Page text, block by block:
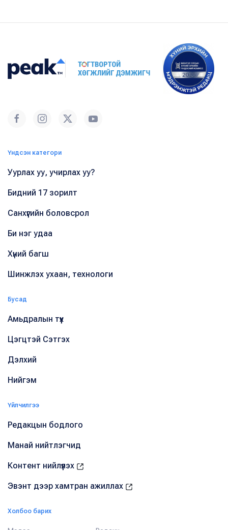
Үндсэн категори
Уурлах уу, учирлах уу?
Бидний 17 зорилт
Санхүүгийн боловсрол
Би нэг удаа
Хүний багш
Шинжлэх ухаан, технологи
Бусад
Амьдралын түүх
Цэгцтэй Сэтгэх
Дэлхий
Нийгэм
Үйлчилгээ
Редакцын бодлого
Манай нийтлэгчид
Контент нийлүүлэх
Эвэнт дээр хамтран ажиллах
Холбоо барих